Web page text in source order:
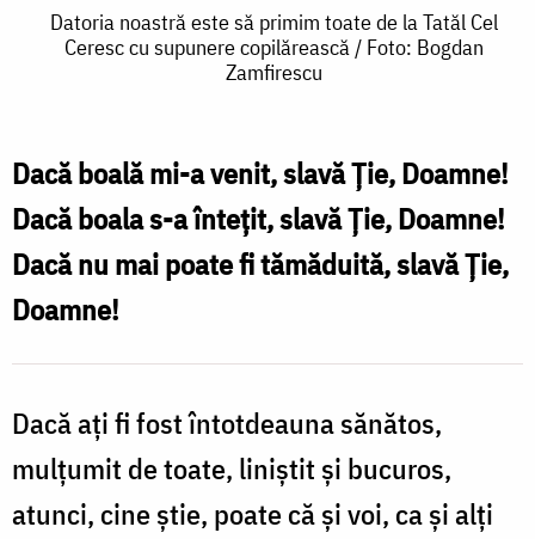
Datoria
noastră
primim
toate
de
la
Ceresc
cu
supunere
Datoria noastră este să primim toate de la Tatăl Cel
Ceresc cu supunere copilărească / Foto: Bogdan
Zamfirescu
Dacă boală mi-a venit, slavă Ție, Doamne!
Dacă boala s-a întețit, slavă Ție, Doamne!
Dacă nu mai poate fi tămăduită, slavă Ție,
Doamne!
Dacă ați fi fost întotdeauna sănătos,
mulțumit de toate, liniștit și bucuros,
atunci, cine știe, poate că și voi, ca și alți